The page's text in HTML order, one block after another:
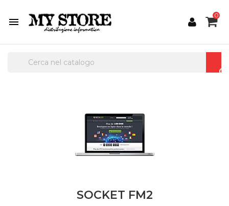

0
SOCKET FM2